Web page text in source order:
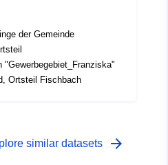
der Gemeinde
"Gewerbegebiet_Franziska"
Ortsteil Fischbach
similar datasets arrow_forward